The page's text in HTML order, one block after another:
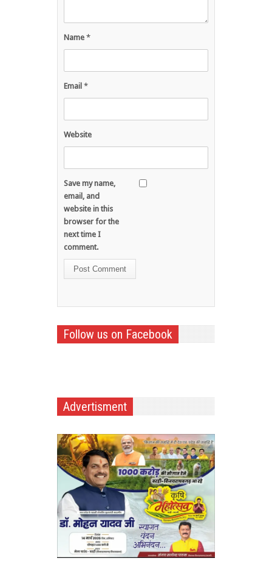
Name *
Email *
Website
Save my name,
email, and
website in this
browser for the
next time I
comment.
Follow us on Facebook
Advertisment